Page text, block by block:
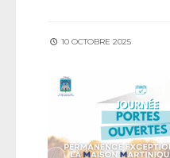
10 OCTOBRE 2025